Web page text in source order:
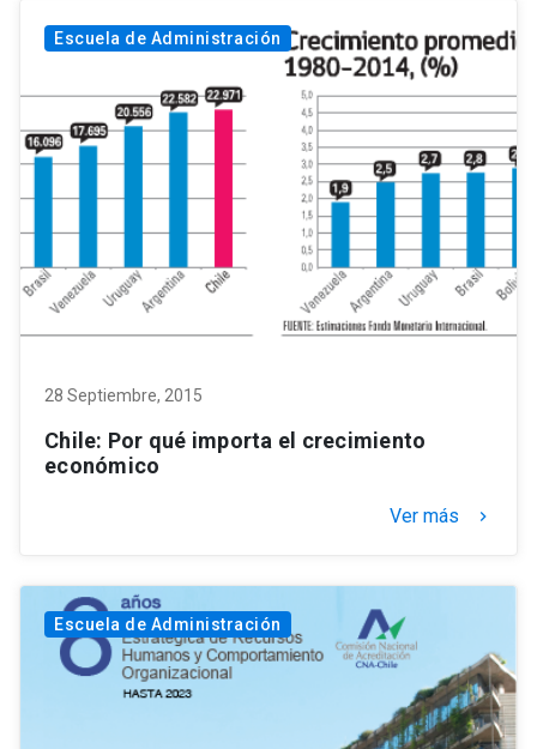
Escuela de Administración
28 Septiembre, 2015
Chile: Por qué importa el crecimiento
económico
Ver más keyboard_arrow_right
Escuela de Administración